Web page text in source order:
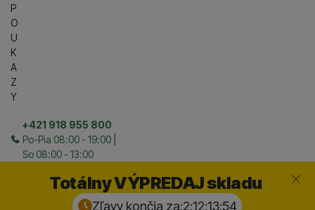
P
O
U
K
A
Z
Y
+421 918 955 800
Po-Pia 08:00 - 19:00 |
So 08:00 - 13:00
Totálny VÝPREDAJ skladu
Zľavy končia za:2:12:13:52
Zavrieť